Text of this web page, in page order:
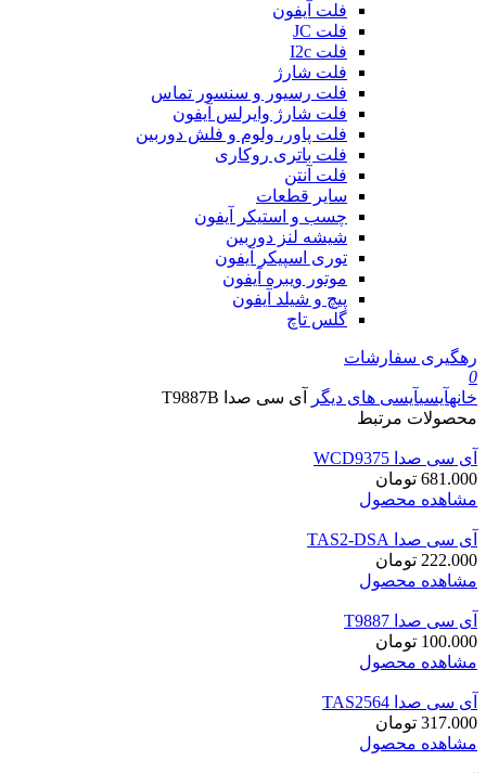
فلت آیفون
فلت JC
فلت I2c
فلت شارژ
فلت رسیور و سنسور تماس
فلت شارژ وایرلس آیفون
فلت پاور، ولوم و فلش دوربین
فلت باتری روکاری
فلت آنتن
سایر قطعات
چسب و استیکر آیفون
شیشه لنز دوربین
توری اسپیکر آیفون
موتور ویبره آیفون
پیچ و شیلد آیفون
گلس تاچ
رهگیری سفارشات
0
خانهآیسیآیسی های دیگر
آی سی صدا T9887B
محصولات مرتبط
آی سی صدا WCD9375
681.000 تومان
مشاهده محصول
آی سی صدا TAS2-DSA
222.000 تومان
مشاهده محصول
آی سی صدا T9887
100.000 تومان
مشاهده محصول
آی سی صدا TAS2564
317.000 تومان
مشاهده محصول